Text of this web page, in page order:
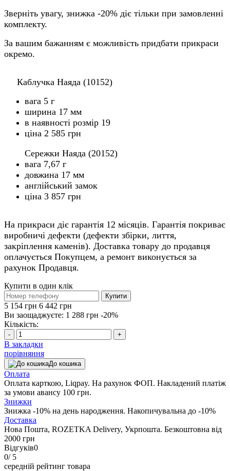
Зверніть увагу, знижка -20% діє тільки при замовленні
комплекту.
За вашим бажанням є можливість придбати прикраси
окремо.
Каблучка Наяда (10152)
вага 5 г
ширина 17 мм
в наявності розмір 19
ціна 2 585 грн
Сережки Наяда (20152)
вага 7,67 г
довжина 17 мм
англійський замок
ціна 3 857 грн
На прикраси діє гарантія 12 місяців. Гарантія покриває
виробничі дефекти (дефекти збірки, лиття,
закріплення каменів). Доставка товару до продавця
оплачується Покупцем, а ремонт виконується за
рахунок Продавця.
Купити в один клік
Купити
5 154 грн 6 442 грн
Ви заощаджуєте: 1 288 грн -20%
Кількість:
- +
В закладки
порівняння
До кошика
Оплата
Оплата карткою, Liqpay. На рахунок ФОП. Накладений платіж
за умови авансу 100 грн.
Знижки
Знижка -10% на день народження. Накопичувальна до -10%
Доставка
Нова Пошта, ROZETKA Delivery, Укрпошта. Безкоштовна від
2000 грн
Відгуків0
0/ 5
середній рейтинг товара